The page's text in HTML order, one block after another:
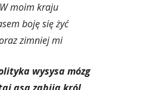
W moim kraju
boję się żyć
zimniej mi
wysysa mózg